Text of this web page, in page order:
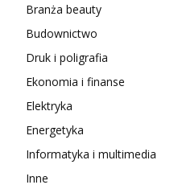
Branża beauty
Budownictwo
Druk i poligrafia
Ekonomia i finanse
Elektryka
Energetyka
Informatyka i multimedia
Inne